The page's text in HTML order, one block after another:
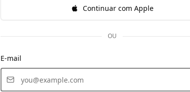
Continuar com Apple
OU
E-mail